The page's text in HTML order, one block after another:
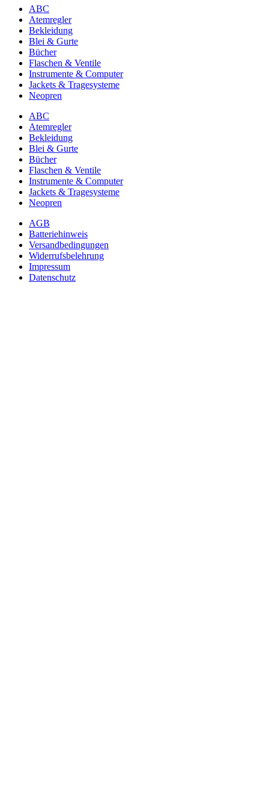
ABC
Atemregler
Bekleidung
Blei & Gurte
Bücher
Flaschen & Ventile
Instrumente & Computer
Jackets & Tragesysteme
Neopren
ABC
Atemregler
Bekleidung
Blei & Gurte
Bücher
Flaschen & Ventile
Instrumente & Computer
Jackets & Tragesysteme
Neopren
AGB
Batteriehinweis
Versandbedingungen
Widerrufsbelehrung
Impressum
Datenschutz